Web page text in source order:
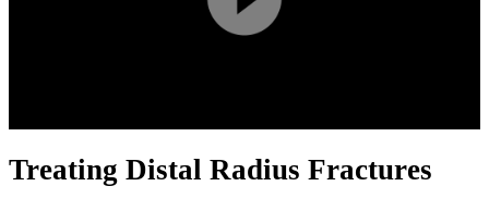
Play
Video
Treating Distal Radius Fractures